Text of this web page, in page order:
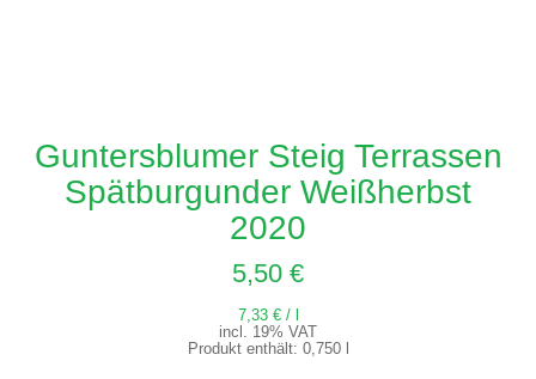
Guntersblumer Steig Terrassen
Spätburgunder Weißherbst
2020
5,50 €
7,33 €/
incl. 19% VAT
Produkt enthält: 0,750